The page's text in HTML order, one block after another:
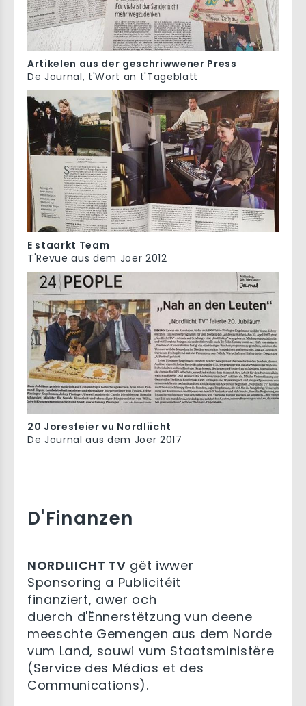
Artikelen aus der geschriwwener Press
De Journal, t'Wort an t'Tageblatt
E staarkt Team
T'Revue aus dem Joer 2012
20 Joresfeier vu Nordliicht
De Journal aus dem Joer 2017
D'Finanzen
NORDLIICHT TV gët iwwer
Sponsoring a Publicitéit
finanziert, awer och
duerch d'Ënnerstëtzung vun deene
meeschte Gemengen aus dem Norde
vum Land, souwi vum Staatsministëre
(Service des Médias et des
Communications).